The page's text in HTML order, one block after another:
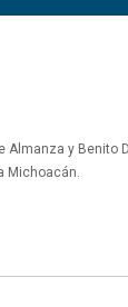
Almanza y Benito
Michoacán.